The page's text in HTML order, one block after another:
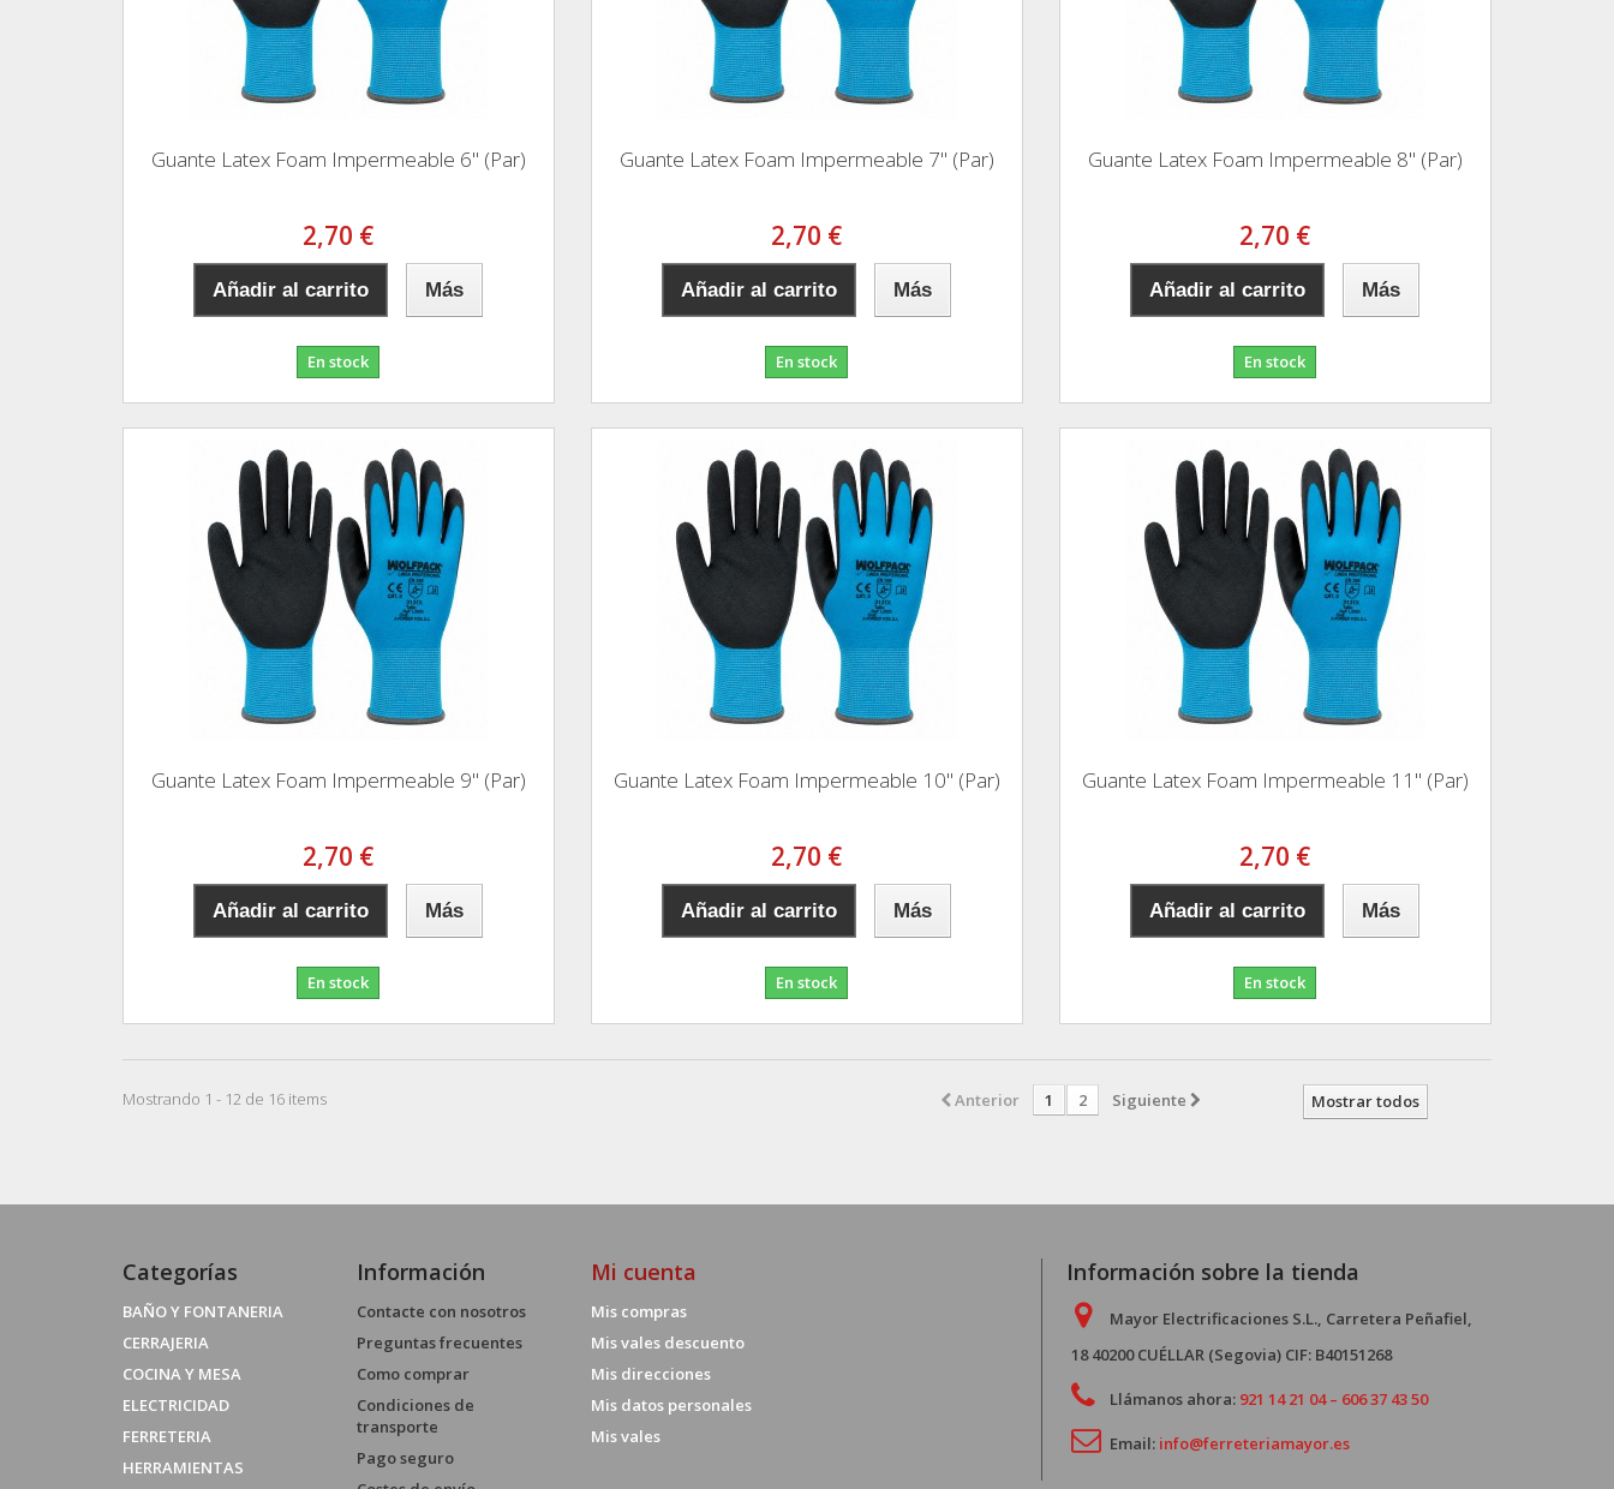
Guante Latex Foam Impermeable 6" (Par)
2,70 €
Añadir al carrito Más
En stock
Guante Latex Foam Impermeable 7" (Par)
2,70 €
Añadir al carrito Más
En stock
Guante Latex Foam Impermeable 8" (Par)
2,70 €
Añadir al carrito Más
En stock
Guante Latex Foam Impermeable 9" (Par)
2,70 €
Añadir al carrito Más
En stock
Guante Latex Foam Impermeable 10" (Par)
2,70 €
Añadir al carrito Más
En stock
Guante Latex Foam Impermeable 11" (Par)
2,70 €
Añadir al carrito Más
En stock
Mostrar todos
Anterior 1 2 Siguiente
Mostrando 1 - 12 de 16 items
Categorías
BAÑO Y FONTANERIA
CERRAJERIA
COCINA Y MESA
ELECTRICIDAD
FERRETERIA
HERRAMIENTAS
Información
Contacte con nosotros
Preguntas frecuentes
Como comprar
Condiciones de
transporte
Pago seguro
Mi cuenta
Mis compras
Mis vales descuento
Mis direcciones
Mis datos personales
Mis vales
Información sobre la tienda
Mayor Electrificaciones S.L., Carretera Peñafiel,
18 40200 CUÉLLAR (Segovia) CIF: B40151268
Llámanos ahora: 921 14 21 04 – 606 37 43 50
Email: info@ferreteriamayor.es